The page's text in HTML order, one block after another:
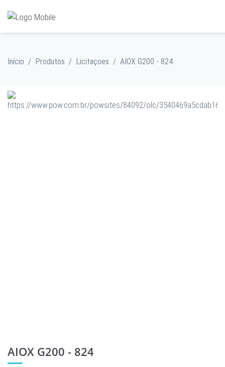
Início / Produtos / Licitaçoes / AIOX G200 - 824
AIOX G200 - 824